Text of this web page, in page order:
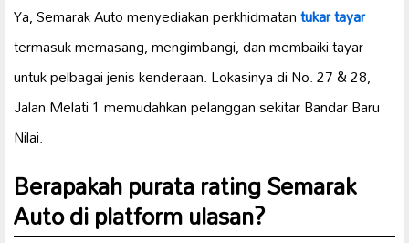
Ya, Semarak Auto menyediakan perkhidmatantukar tayar
termasuk memasang, mengimbangi, dan membaiki tayar
untuk pelbagai jenis kenderaan. Lokasinya di No. 27 & 28,
Jalan Melati 1 memudahkan pelanggan sekitar Bandar Baru
Nilai.
Berapakah purata rating Semarak
Auto di platform ulasan?